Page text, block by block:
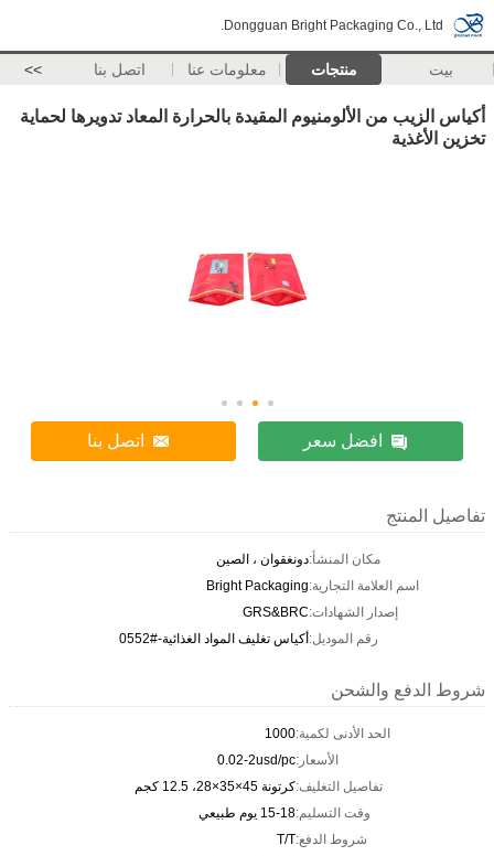
Dongguan Bright Packaging Co., Ltd.
بيت منتجات معلومات عنا اتصل بنا >>
أكياس الزيب من الألومنيوم المقيدة بالحرارة المعاد تدويرها لحماية
تخزين الأغذية
افضل سعر اتصل بنا
تفاصيل المنتج
مكان المنشأ:دونغقوان ، الصين
اسم العلامة التجارية:Bright Packaging
إصدار الشهادات:GRS&BRC
رقم الموديل:أكياس تغليف المواد الغذائية-#0552
شروط الدفع والشحن
الحد الأدنى لكمية:1000
الأسعار:0.02-2usd/pc
تفاصيل التغليف:كرتونة 45×35×28، 12.5 كجم
وقت التسليم:15-18 يوم طبيعي
شروط الدفع:T/T